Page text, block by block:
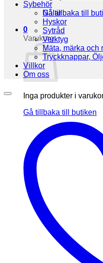
Gå tillbaka till
0
Varukorg
Inga produkter i
Gå tillbaka till butiken
Sybehör
Nålar
Hyskor
Sytråd
Verktyg
Mäta, märka och
Tryckknappar,
Villkor
Om oss